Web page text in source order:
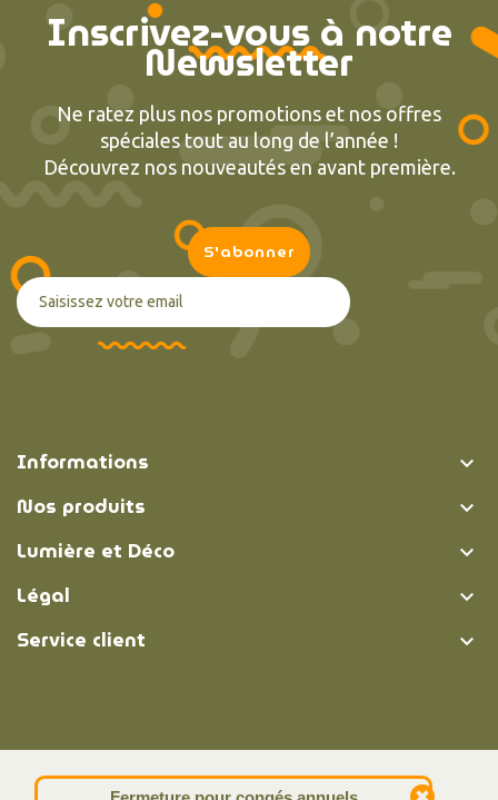
Inscrivez-vous à notre
Newsletter
Ne ratez plus nos promotions et nos offres
spéciales tout au long de l’année !
Découvrez nos nouveautés en avant première.
Informations 
Nos produits 
Lumière et Déco 
Légal 
Service client 
© Lumière et Déco | 2026